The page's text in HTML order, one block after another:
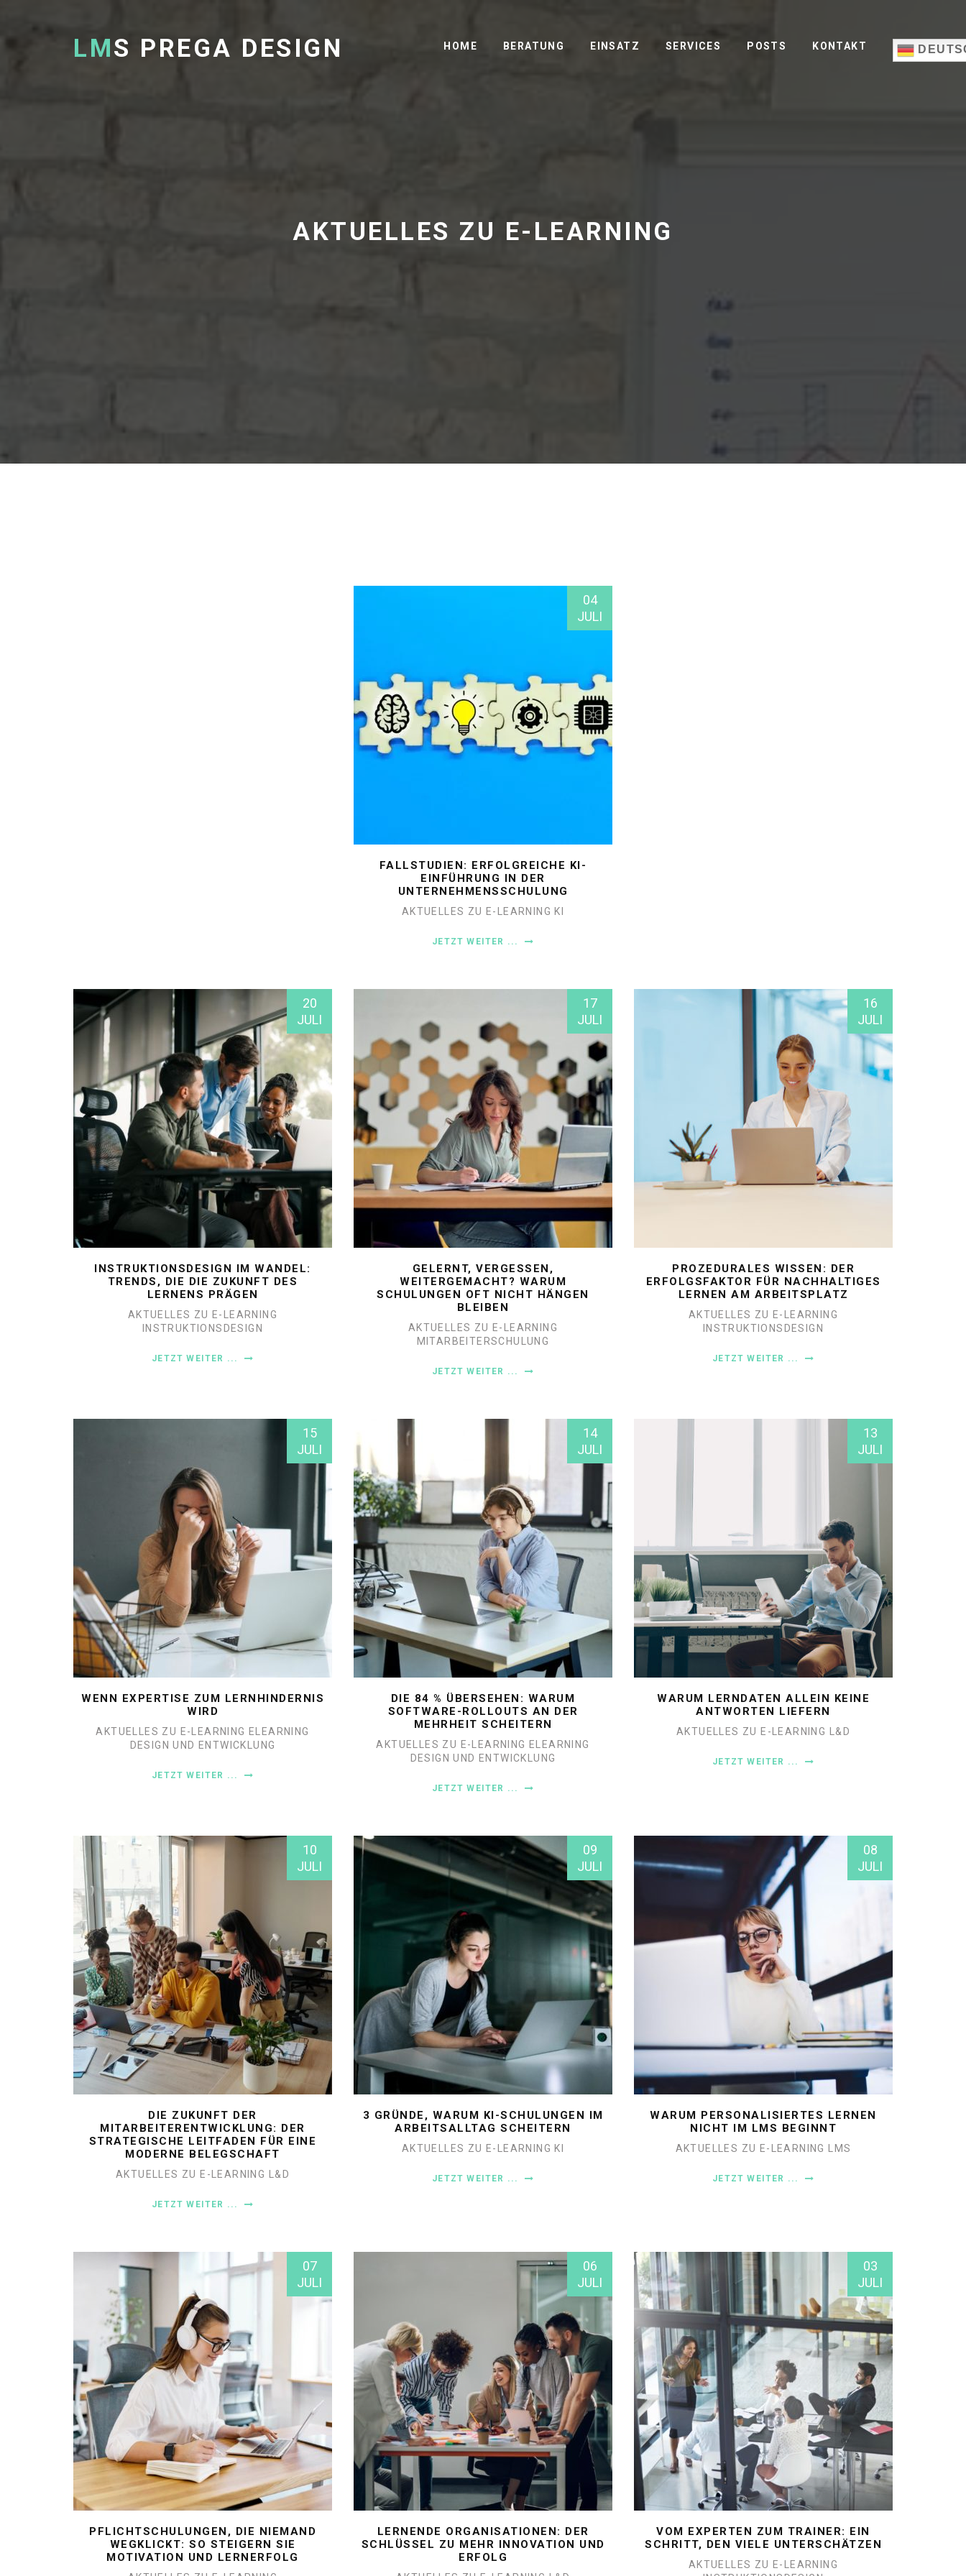
LMS PREGA DESIGN HOME BERATUNG EINSATZ SERVICES POSTS KONTAKT
AKTUELLES ZU E-LEARNING
04
JULI
FALLSTUDIEN: ERFOLGREICHE KI-
EINFÜHRUNG IN DER
UNTERNEHMENSSCHULUNG
AKTUELLES ZU E-LEARNING KI
JETZT WEITER ...
20
JULI
INSTRUKTIONSDESIGN IM WANDEL:
TRENDS, DIE DIE ZUKUNFT DES
LERNENS PRÄGEN
AKTUELLES ZU E-LEARNING
INSTRUKTIONSDESIGN
JETZT WEITER ...
17
JULI
GELERNT, VERGESSEN,
WEITERGEMACHT? WARUM
SCHULUNGEN OFT NICHT HÄNGEN
BLEIBEN
AKTUELLES ZU E-LEARNING
MITARBEITERSCHULUNG
JETZT WEITER ...
16
JULI
PROZEDURALES WISSEN: DER
ERFOLGSFAKTOR FÜR NACHHALTIGES
LERNEN AM ARBEITSPLATZ
AKTUELLES ZU E-LEARNING
INSTRUKTIONSDESIGN
JETZT WEITER ...
15
JULI
WENN EXPERTISE ZUM LERNHINDERNIS
WIRD
AKTUELLES ZU E-LEARNING ELEARNING
DESIGN UND ENTWICKLUNG
JETZT WEITER ...
14
JULI
DIE 84 % ÜBERSEHEN: WARUM
SOFTWARE-ROLLOUTS AN DER
MEHRHEIT SCHEITERN
AKTUELLES ZU E-LEARNING ELEARNING
DESIGN UND ENTWICKLUNG
JETZT WEITER ...
13
JULI
WARUM LERNDATEN ALLEIN KEINE
ANTWORTEN LIEFERN
AKTUELLES ZU E-LEARNING L&D
JETZT WEITER ...
10
JULI
DIE ZUKUNFT DER
MITARBEITERENTWICKLUNG: DER
STRATEGISCHE LEITFADEN FÜR EINE
MODERNE BELEGSCHAFT
AKTUELLES ZU E-LEARNING L&D
JETZT WEITER ...
09
JULI
3 GRÜNDE, WARUM KI-SCHULUNGEN IM
ARBEITSALLTAG SCHEITERN
AKTUELLES ZU E-LEARNING KI
JETZT WEITER ...
08
JULI
WARUM PERSONALISIERTES LERNEN
NICHT IM LMS BEGINNT
AKTUELLES ZU E-LEARNING LMS
JETZT WEITER ...
07
JULI
PFLICHTSCHULUNGEN, DIE NIEMAND
WEGKLICKT: SO STEIGERN SIE
MOTIVATION UND LERNERFOLG
06
JULI
LERNENDE ORGANISATIONEN: DER
SCHLÜSSEL ZU MEHR INNOVATION UND
ERFOLG
03
JULI
VOM EXPERTEN ZUM TRAINER: EIN
SCHRITT, DEN VIELE UNTERSCHÄTZEN
AKTUELLES ZU E-LEARNING